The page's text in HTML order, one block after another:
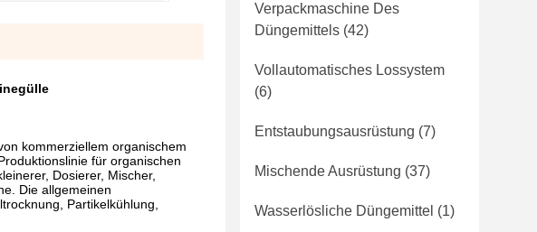
kommerziellem organischem
für organischen
Dosierer, Mischer,
Die allgemeinen
Partikelkühlung,
Verpackmaschine Des
Düngemittels (42)
Vollautomatisches Lossystem
(6)
Entstaubungsausrüstung (7)
Mischende Ausrüstung (37)
Wasserlösliche Düngemittel (1)